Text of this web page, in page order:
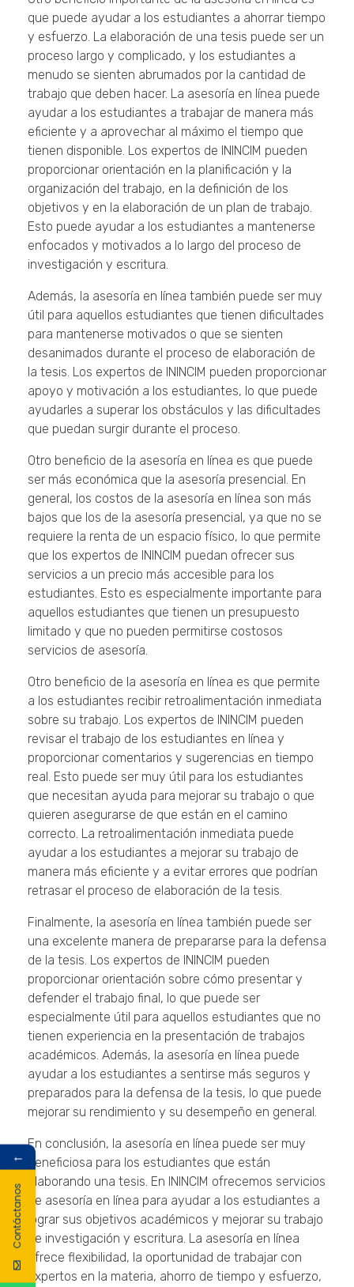
que puede ayudar a los estudiantes a ahorrar tiempo
y esfuerzo. La elaboración de una tesis puede ser un
proceso largo y complicado, y los estudiantes a
menudo se sienten abrumados por la cantidad de
trabajo que deben hacer. La asesoría en línea puede
ayudar a los estudiantes a trabajar de manera más
eficiente y a aprovechar al máximo el tiempo que
tienen disponible. Los expertos de ININCIM pueden
proporcionar orientación en la planificación y la
organización del trabajo, en la definición de los
objetivos y en la elaboración de un plan de trabajo.
Esto puede ayudar a los estudiantes a mantenerse
enfocados y motivados a lo largo del proceso de
investigación y escritura.
Además, la asesoría en línea también puede ser muy
útil para aquellos estudiantes que tienen dificultades
para mantenerse motivados o que se sienten
desanimados durante el proceso de elaboración de
la tesis. Los expertos de ININCIM pueden proporcionar
apoyo y motivación a los estudiantes, lo que puede
ayudarles a superar los obstáculos y las dificultades
que puedan surgir durante el proceso.
Otro beneficio de la asesoría en línea es que puede
ser más económica que la asesoría presencial. En
general, los costos de la asesoría en línea son más
bajos que los de la asesoría presencial, ya que no se
requiere la renta de un espacio físico, lo que permite
que los expertos de ININCIM puedan ofrecer sus
servicios a un precio más accesible para los
estudiantes. Esto es especialmente importante para
aquellos estudiantes que tienen un presupuesto
limitado y que no pueden permitirse costosos
servicios de asesoría.
Otro beneficio de la asesoría en línea es que permite
a los estudiantes recibir retroalimentación inmediata
sobre su trabajo. Los expertos de ININCIM pueden
revisar el trabajo de los estudiantes en línea y
proporcionar comentarios y sugerencias en tiempo
real. Esto puede ser muy útil para los estudiantes
que necesitan ayuda para mejorar su trabajo o que
quieren asegurarse de que están en el camino
correcto. La retroalimentación inmediata puede
ayudar a los estudiantes a mejorar su trabajo de
manera más eficiente y a evitar errores que podrían
retrasar el proceso de elaboración de la tesis.
Finalmente, la asesoría en línea también puede ser
una excelente manera de prepararse para la defensa
de la tesis. Los expertos de ININCIM pueden
proporcionar orientación sobre cómo presentar y
defender el trabajo final, lo que puede ser
especialmente útil para aquellos estudiantes que no
tienen experiencia en la presentación de trabajos
académicos. Además, la asesoría en línea puede
ayudar a los estudiantes a sentirse más seguros y
preparados para la defensa de la tesis, lo que puede
mejorar su rendimiento y su desempeño en general.
En conclusión, la asesoría en línea puede ser muy
beneficiosa para los estudiantes que están
elaborando una tesis. En ININCIM ofrecemos servicios
de asesoría en línea para ayudar a los estudiantes a
lograr sus objetivos académicos y mejorar su trabajo
de investigación y escritura. La asesoría en línea
ofrece flexibilidad, la oportunidad de trabajar con
expertos en la materia, ahorro de tiempo y esfuerzo,
←
Contáctanos